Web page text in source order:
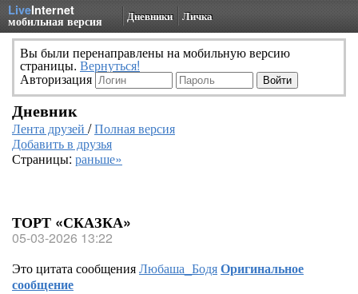
LiveInternet
мобильная версия Дневники Личка
Вы были перенаправлены на мобильную версию
страницы. Вернуться!
Авторизация
Дневник
Лента друзей /Полная версия
Добавить в друзья
Страницы: раньше»
ТОРТ «СКАЗКА»
05-03-2026 13:22
Это цитата сообщенияЛюбаша_БодяОригинальное
сообщение